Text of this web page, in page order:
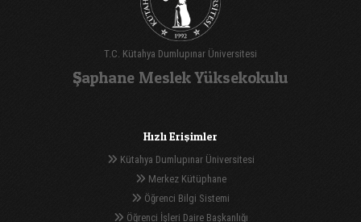
T.C. Kütahya Dumlupınar Üniversitesi
Şaphane Meslek Yüksekokulu
Hızlı Erişimler
Kütahya Dumlupınar Üniversitesi
Merkez Kütüphane
Öğrenci Bilgi Sistemi
Öğrenci İşleri Daire Başkanlığı